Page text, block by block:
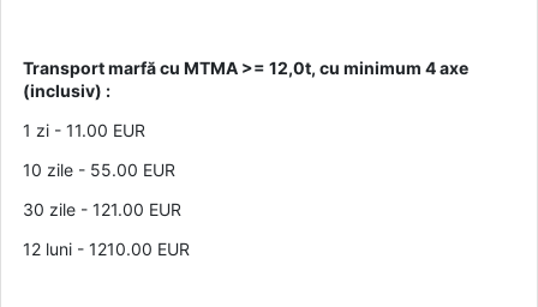
Transport marfă cu MTMA >= 12,0t, cu minimum 4 axe
(inclusiv) :
1 zi - 11.00 EUR
10 zile - 55.00 EUR
30 zile - 121.00 EUR
12 luni - 1210.00 EUR